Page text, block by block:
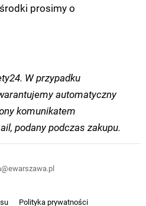
prosimy o
W przypadku
automatyczny
komunikatem
podany podczas zakupu.
Polityka prywatności